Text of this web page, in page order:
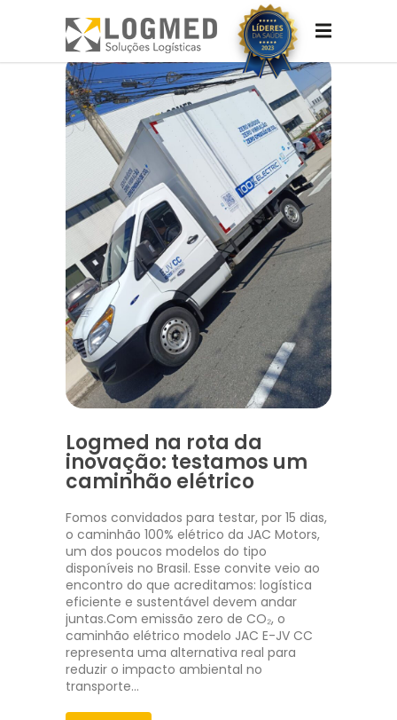
Logmed na rota da
inovação: testamos um
caminhão elétrico
Fomos convidados para testar, por 15 dias,
o caminhão 100% elétrico da JAC Motors,
um dos poucos modelos do tipo
disponíveis no Brasil. Esse convite veio ao
encontro do que acreditamos: logística
eficiente e sustentável devem andar
juntas.Com emissão zero de CO₂, o
caminhão elétrico modelo JAC E-JV CC
representa uma alternativa real para
reduzir o impacto ambiental no
transporte…